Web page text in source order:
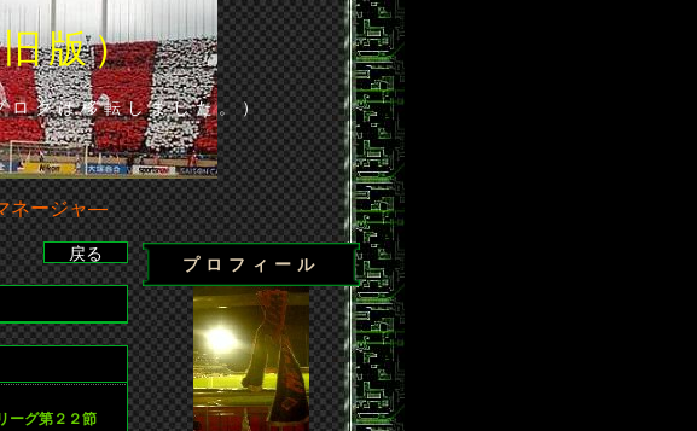
版）
クは移転しました。）
ネージャ―
点で下位広島に辛くも勝利◆・・・ 次節の試合／J1第24節 浦和－清水
ーグ第２２節
プロフィール